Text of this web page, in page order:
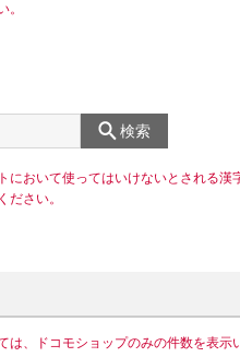
。
検索
において使ってはいけないとされる漢
さい。
は、ドコモショップのみの件数を表